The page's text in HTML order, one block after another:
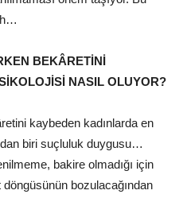
BEKÂRETİNİ
NASIL OLUYOR?
kaybeden kadınlarda en
biri suçluluk duygusu…
bakire olmadığı için
bozulacağından